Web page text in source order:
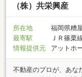
（株）共栄興産
所在地
福岡県糟
最寄駅
ＪＲ篠栗
情報提供元
アットホ
不動産のプロが、あな